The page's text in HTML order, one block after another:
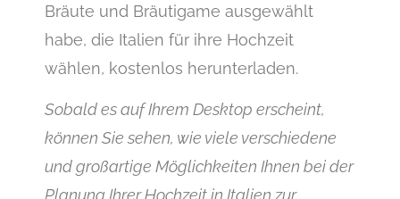
Bräute und Bräutigame ausgewählt
habe, die Italien für ihre Hochzeit
wählen, kostenlos herunterladen.
Sobald es auf Ihrem Desktop erscheint,
können Sie sehen, wie viele verschiedene
und großartige Möglichkeiten Ihnen bei der
Planung Ihrer Hochzeit in Italien zur